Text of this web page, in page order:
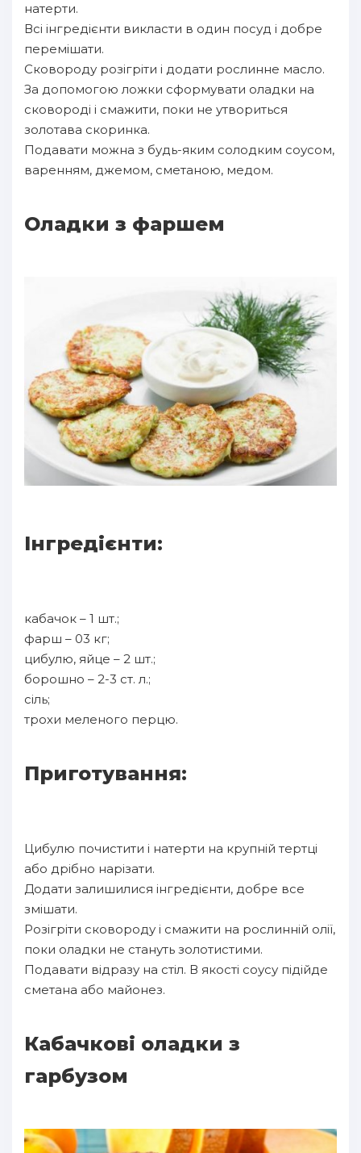
натерти.
Всі інгредієнти викласти в один посуд і добре
перемішати.
Сковороду розігріти і додати рослинне масло.
За допомогою ложки сформувати оладки на
сковороді і смажити, поки не утвориться
золотава скоринка.
Подавати можна з будь-яким солодким соусом,
варенням, джемом, сметаною, медом.
Оладки з фаршем
Інгредієнти:
кабачок – 1 шт.;
фарш – 03 кг;
цибулю, яйце – 2 шт.;
борошно – 2-3 ст. л.;
сіль;
трохи меленого перцю.
Приготування:
Цибулю почистити і натерти на крупній тертці
або дрібно нарізати.
Додати залишилися інгредієнти, добре все
змішати.
Розігріти сковороду і смажити на рослинній олії,
поки оладки не стануть золотистими.
Подавати відразу на стіл. В якості соусу підійде
сметана або майонез.
Кабачкові оладки з
гарбузом